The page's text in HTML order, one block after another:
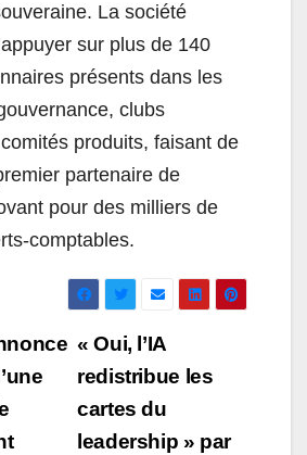
La société
sur plus de 140
présents dans les
clubs
produits, faisant de
partenaire de
pour des milliers de
comptables.
« Oui, l’IA
redistribue les
cartes du
leadership » par